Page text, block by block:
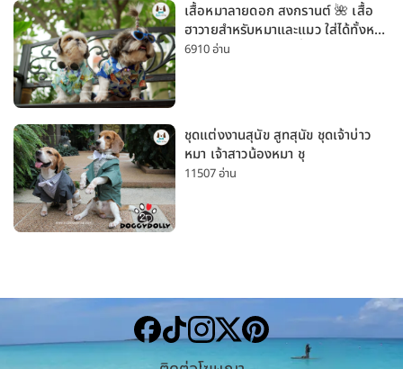
เสื้อหมาลายดอก สงกรานต์ 🌺 เสื้อ
ฮาวายสำหรับหมาและแมว ใส่ได้ทั้งหมา
เล็กและหมาใหญ่ ใส่เที่ยวทะเลน่ารัก
6910 อ่าน
ชุดแต่งงานสุนัข สูทสุนัข ชุดเจ้าบ่าว
หมา เจ้าสาวน้องหมา ชุ
11507 อ่าน